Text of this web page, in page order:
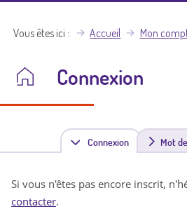
Vous êtes ici Accueil Mon
Connexion
Connexion(
n
Mot
Si vous n'êtes pas encore inscrit,
contacter.